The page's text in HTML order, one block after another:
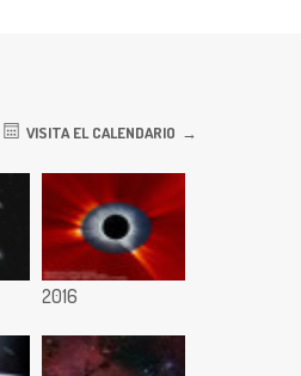
VISITA EL CALENDARIO
2016